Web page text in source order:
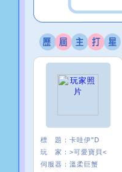
標 題： 卡哇伊"D
玩 家： >可愛寶貝<
伺服器： 溫柔巨蟹